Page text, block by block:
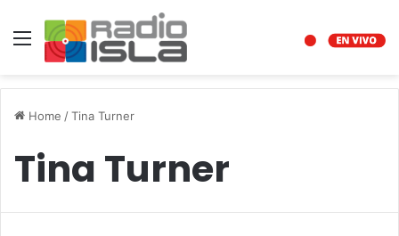
Menu
Home /Tina Turner
Tina Turner